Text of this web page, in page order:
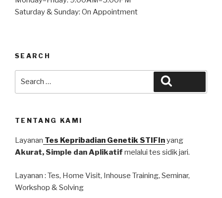
Saturday & Sunday: On Appointment
SEARCH
TENTANG KAMI
Layanan Tes Kepribadian Genetik STIFInyang
Akurat, Simple dan Aplikatif melalui tes sidik jari.
Layanan : Tes, Home Visit, Inhouse Training, Seminar,
Workshop & Solving